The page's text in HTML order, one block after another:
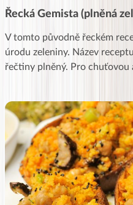
Řecká Gemista (plněná
V tomto původně řeckém
úrodu zeleniny. Název
řečtiny plněný. Pro